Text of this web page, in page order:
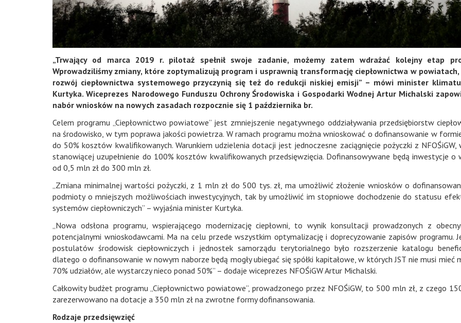
„Trwający od marca 2019 r. pilotaż spełnił swoje zadanie, możemy zatem wdrażać kolejny etap
Wprowadziliśmy zmiany, które zoptymalizują program i usprawnią transformację ciepłownictwa w powiatach,
rozwój ciepłownictwa systemowego przyczynią się też do redukcji niskiej emisji” – mówi minister klimatu
Kurtyka. Wiceprezes Narodowego Funduszu Ochrony Środowiska i Gospodarki Wodnej Artur Michalski
nabór wniosków na nowych zasadach rozpocznie się 1 października br.
Celem programu „Ciepłownictwo powiatowe” jest zmniejszenie negatywnego oddziaływania przedsiębiorstw
na środowisko, w tym poprawa jakości powietrza. W ramach programu można wnioskować o dofinansowanie w
do 50% kosztów kwalifikowanych. Warunkiem udzielenia dotacji jest jednoczesne zaciągnięcie pożyczki z NFOŚiGW,
stanowiącej uzupełnienie do 100% kosztów kwalifikowanych przedsięwzięcia. Dofinansowywane będą inwestycje o
od 0,5 mln zł do 300 mln zł.
„Zmiana minimalnej wartości pożyczki, z 1 mln zł do 500 tys. zł, ma umożliwić złożenie wniosków o
podmioty o mniejszych możliwościach inwestycyjnych, tak by umożliwić im stopniowe dochodzenie do statusu
systemów ciepłowniczych” – wyjaśnia minister Kurtyka.
„Nowa odsłona programu, wspierającego modernizację ciepłowni, to wynik konsultacji prowadzonych z
potencjalnymi wnioskodawcami. Ma na celu przede wszystkim optymalizację i doprecyzowanie zapisów programu.
postulatów środowisk ciepłowniczych i jednostek samorządu terytorialnego było rozszerzenie katalogu
dlatego o dofinansowanie w nowym naborze będą mogły ubiegać się spółki kapitałowe, w których JST nie musi mieć
70% udziałów, ale wystarczy nieco ponad 50%” – dodaje wiceprezes NFOŚiGW Artur Michalski.
Całkowity budżet programu „Ciepłownictwo powiatowe”, prowadzonego przez NFOŚiGW, to 500 mln zł, z czego
zarezerwowano na dotacje a 350 mln zł na zwrotne formy dofinansowania.
Rodzaje przedsięwzięć